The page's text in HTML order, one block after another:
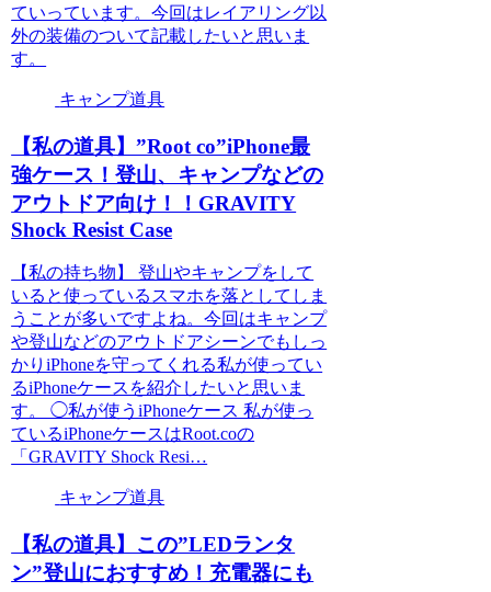
ていっています。今回はレイアリング以
外の装備のついて記載したいと思いま
す。
キャンプ道具
【私の道具】”Root co”iPhone最
強ケース！登山、キャンプなどの
アウトドア向け！！GRAVITY
Shock Resist Case
【私の持ち物】 登山やキャンプをして
いると使っているスマホを落としてしま
うことが多いですよね。今回はキャンプ
や登山などのアウトドアシーンでもしっ
かりiPhoneを守ってくれる私が使ってい
るiPhoneケースを紹介したいと思いま
す。 ◯私が使うiPhoneケース 私が使っ
ているiPhoneケースはRoot.coの
「GRAVITY Shock Resi…
キャンプ道具
【私の道具】この”LEDランタ
ン”登山におすすめ！充電器にも